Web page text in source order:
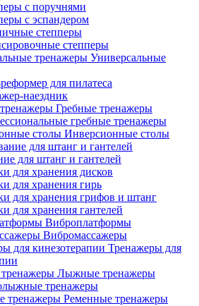
с поручнями
с эспандером
степперы
степперы
Универсальные
для пилатеса
наездник
Гребные тренажеры
гребные тренажеры
Инверсионные столы
для штанг и гантелей
для хранения дисков
для хранения гирь
для хранения грифов и штанг
для хранения гантелей
Виброплатформы
Вибромассажеры
Тренажеры для
Лыжные тренажеры
тренажеры
Ременные тренажеры